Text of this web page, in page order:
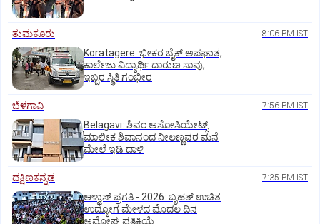
ತುಮಕೂರು 8:06 PM IST
Koratagere: ಭೀಕರ ಬೈಕ್ ಅಪಘಾತ,
ಕಾಲೇಜು ವಿದ್ಯಾರ್ಥಿ ದಾರುಣ ಸಾವು,
ಇಬ್ಬರ ಸ್ಥಿತಿ ಗಂಭೀರ
ಬೆಳಗಾವಿ 7:56 PM IST
Belagavi: ಶಿವಂ ಅಸೋಸಿಯೇಟ್ಸ್
ಮಾಲೀಕ ಶಿವಾನಂದ ನೀಲಣ್ಣವರ ಮನೆ
ಮೇಲೆ ಇಡಿ‌ ದಾಳಿ
ದಕ್ಷಿಣಕನ್ನಡ 7:35 PM IST
ಆಳ್ವಾಸ್‌ ಪ್ರಗತಿ - 2026: ಬೃಹತ್ ಉಚಿತ
ಉದ್ಯೋಗ ಮೇಳದ ಮೊದಲ ದಿನ
ಅಮೋಘ ಪ್ರತಿಕ್ರಿಯೆ